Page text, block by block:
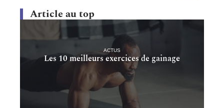
Article au top
ACTUS
Les 10 meilleurs exercices de gainage